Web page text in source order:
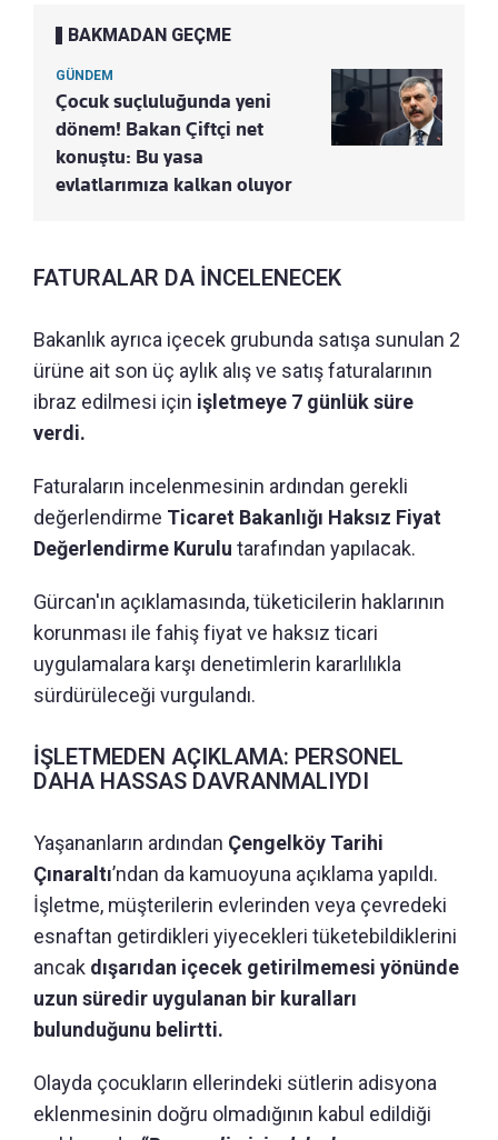
BAKMADAN GEÇME
GÜNDEM
Çocuk suçluluğunda yeni
dönem! Bakan Çiftçi net
konuştu: Bu yasa
evlatlarımıza kalkan oluyor
FATURALAR DA İNCELENECEK
Bakanlık ayrıca içecek grubunda satışa sunulan 2
ürüne ait son üç aylık alış ve satış faturalarının
ibraz edilmesi için işletmeye 7 günlük süre
verdi.
Faturaların incelenmesinin ardından gerekli
değerlendirme Ticaret Bakanlığı Haksız Fiyat
Değerlendirme Kurulu tarafından yapılacak.
Gürcan'ın açıklamasında, tüketicilerin haklarının
korunması ile fahiş fiyat ve haksız ticari
uygulamalara karşı denetimlerin kararlılıkla
sürdürüleceği vurgulandı.
İŞLETMEDEN AÇIKLAMA: PERSONEL
DAHA HASSAS DAVRANMALIYDI
Yaşananların ardından Çengelköy Tarihi
Çınaraltı’ndan da kamuoyuna açıklama yapıldı.
İşletme, müşterilerin evlerinden veya çevredeki
esnaftan getirdikleri yiyecekleri tüketebildiklerini
ancak dışarıdan içecek getirilmemesi yönünde
uzun süredir uygulanan bir kuralları
bulunduğunu belirtti.
Olayda çocukların ellerindeki sütlerin adisyona
eklenmesinin doğru olmadığının kabul edildiği